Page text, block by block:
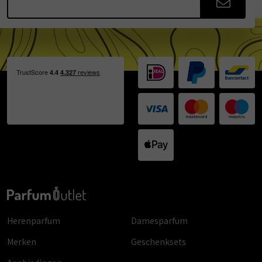
Herenparfum
Damesparfum
Merken
Geschenksets